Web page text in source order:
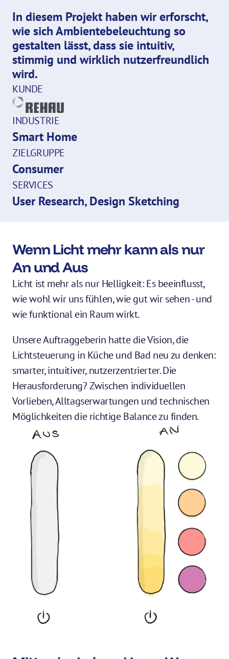
In diesem Projekt haben wir erforscht,
wie sich Ambientebeleuchtung so
gestalten lässt, dass sie intuitiv,
stimmig und wirklich nutzerfreundlich
wird.
KUNDE
INDUSTRIE
Smart Home
ZIELGRUPPE
Consumer
SERVICES
User Research, Design Sketching
Wenn Licht mehr kann als nur
An und Aus
Licht ist mehr als nur Helligkeit: Es beeinflusst,
wie wohl wir uns fühlen, wie gut wir sehen - und
wie funktional ein Raum wirkt.
Unsere Auftraggeberin hatte die Vision, die
Lichtsteuerung in Küche und Bad neu zu denken:
smarter, intuitiver, nutzerzentrierter. Die
Herausforderung? Zwischen individuellen
Vorlieben, Alltagserwartungen und technischen
Möglichkeiten die richtige Balance zu finden.